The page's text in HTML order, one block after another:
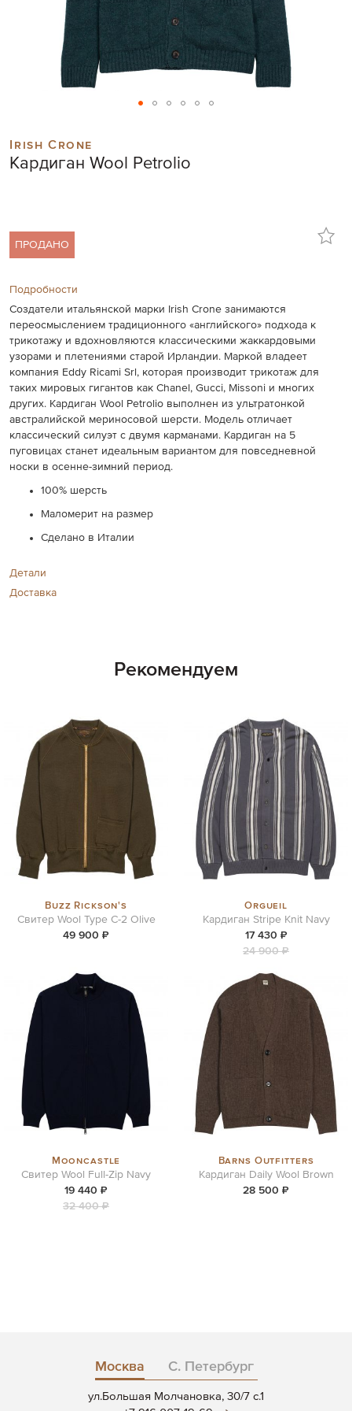
to
beginning
gallery
Irish Crone
Кардиган Wool Petrolio
ПРОДАНО
Подробности
Создатели итальянской марки Irish Crone занимаются
переосмыслением традиционного «английского» подхода к
трикотажу и вдохновляются классическими жаккардовыми
узорами и плетениями старой Ирландии. Маркой владеет
компания Eddy Ricami Srl, которая производит трикотаж для
таких мировых гигантов как Chanel, Gucci, Missoni и многих
других. Кардиган Wool Petrolio выполнен из ультратонкой
австралийской мериносовой шерсти. Модель отличает
классический силуэт с двумя карманами. Кардиган на 5
пуговицах станет идеальным вариантом для повседневной
носки в осенне-зимний период.
100% шерсть
Маломерит на размер
Сделано в Италии
Детали
Доставка
Рекомендуем
Buzz Rickson's
Свитер Wool Type C-2 Olive
49 900 ₽
Orgueil
Кардиган Stripe Knit Navy
17 430 ₽
24 900 ₽
Mooncastle
Свитер Wool Full-Zip Navy
19 440 ₽
32 400 ₽
Barns Outfitters
Кардиган Daily Wool Brown
28 500 ₽
Москва С. Петербург
ул.Большая Молчановка, 30/7 c.1